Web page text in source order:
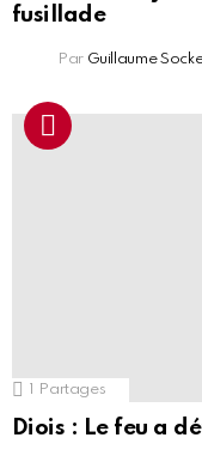
fusillade
Par Guillaume
1 Partages
Diois : Le feu a